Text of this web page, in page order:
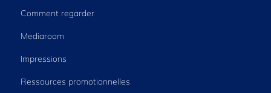
Comment regarder
Mediaroom
Impressions
Ressources promotionnelles